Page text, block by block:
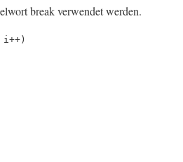
break verwendet werden.